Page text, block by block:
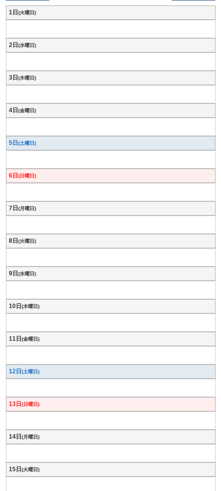
1日 (火曜日)
2日 (水曜日)
3日 (木曜日)
4日 (金曜日)
5日 (土曜日)
6日 (日曜日)
7日 (月曜日)
8日 (火曜日)
9日 (水曜日)
10日 (木曜日)
11日 (金曜日)
12日 (土曜日)
13日 (日曜日)
14日 (月曜日)
15日 (火曜日)